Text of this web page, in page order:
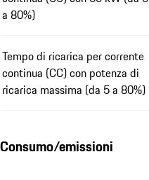
a 80%)
Tempo di ricarica per corrente
continua (CC) con potenza di
ricarica massima (da 5 a 80%)
Consumo/emissioni